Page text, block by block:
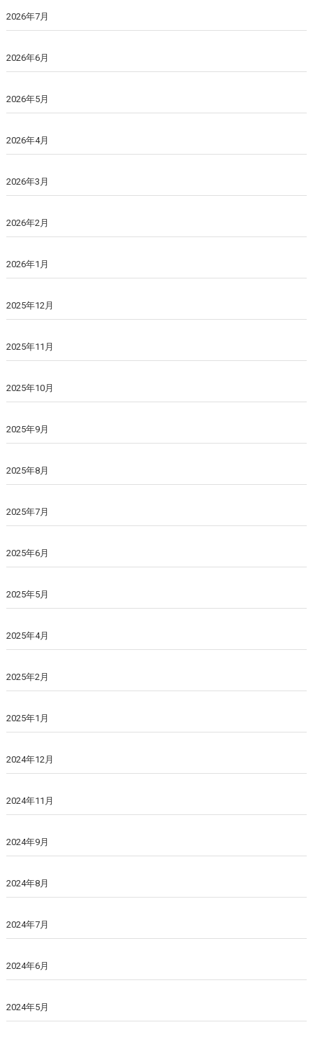
2026年7月
2026年6月
2026年5月
2026年4月
2026年3月
2026年2月
2026年1月
2025年12月
2025年11月
2025年10月
2025年9月
2025年8月
2025年7月
2025年6月
2025年5月
2025年4月
2025年2月
2025年1月
2024年12月
2024年11月
2024年9月
2024年8月
2024年7月
2024年6月
2024年5月